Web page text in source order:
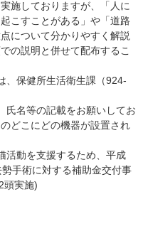
施しておりますが、「人に
こすことがある」や「道路
について分かりやすく解説
の説明と併せて配布するこ
、保健所生活衛生課（924-
氏名等の記載をお願いしてお
どこにどの機器が設置され
活動を支援するため、平成
手術に対する補助金交付事
頭実施)